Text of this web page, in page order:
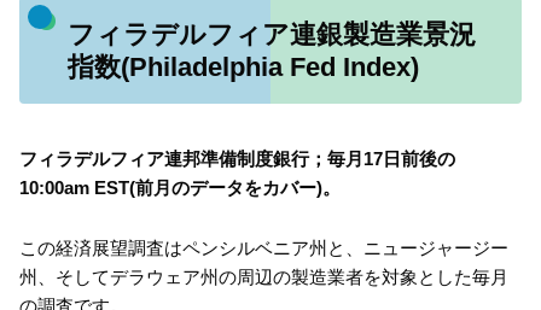
フィラデルフィア連銀製造業景況
指数(Philadelphia Fed Index)
フィラデルフィア連邦準備制度銀行；毎月17日前後の
10:00am EST(前月のデータをカバー)。
この経済展望調査はペンシルベニア州と、ニュージャージー
州、そしてデラウェア州の周辺の製造業者を対象とした毎月
の調査です。